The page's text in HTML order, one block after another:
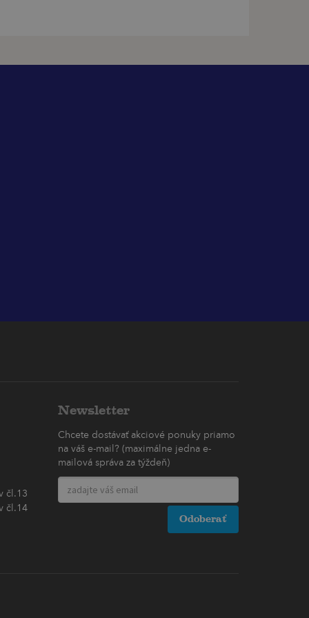
čl.13
čl.14
Newsletter
Chcete dostávať akciové ponuky priamo
na váš e-mail? (maximálne jedna e-
mailová správa za týždeň)
Odoberať